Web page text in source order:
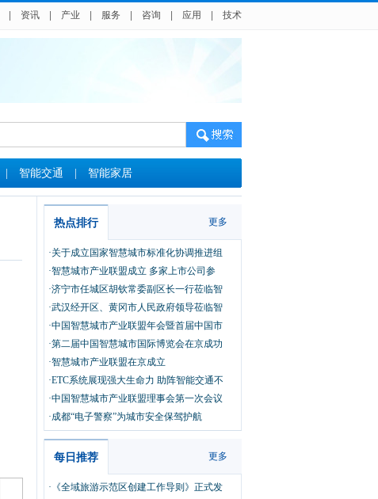
资讯 产业 服务 咨询 应用 技术
智能交通 智能家居
热点排行 更多
·关于成立国家智慧城市标准化协调推进组
·智慧城市产业联盟成立 多家上市公司参
·济宁市任城区胡钦常委副区长一行莅临智
·武汉经开区、黄冈市人民政府领导莅临智
·中国智慧城市产业联盟年会暨首届中国市
·第二届中国智慧城市国际博览会在京成功
·智慧城市产业联盟在京成立
·ETC系统展现强大生命力 助阵智能交通不
·中国智慧城市产业联盟理事会第一次会议
·成都“电子警察”为城市安全保驾护航
每日推荐 更多
·《全域旅游示范区创建工作导则》正式发